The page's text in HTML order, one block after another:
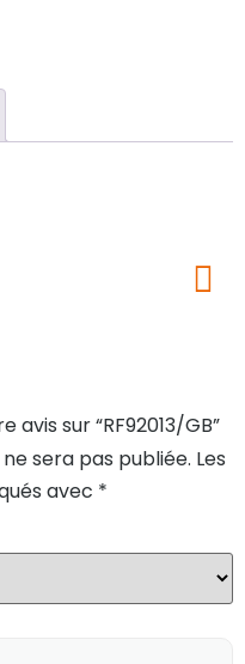
sur “RF92013/GB”
sera pas publiée. Les
avec *